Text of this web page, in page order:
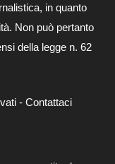
in quanto
Non può pertanto
della legge n. 62
- Contattaci